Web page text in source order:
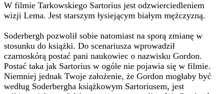
W filmie Tarkowskiego Sartorius jest odzwierciedleniem
wizji Lema. Jest starszym łysiejącym białym mężczyzną.
Soderbergh pozwolił sobie natomiast na sporą zmianę w
stosunku do książki. Do scenariusza wprowadził
czarnoskórą postać pani naukowiec o nazwisku Gordon.
Postać taka jak Sartorius w ogóle nie pojawia się w filmie.
Niemniej jednak Twoje założenie, że Gordon mogłaby być
według Soderbergha książkowym Sartoriusem, jest